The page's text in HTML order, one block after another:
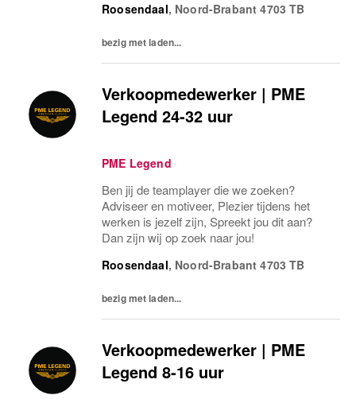
bevoorrading van de store. Spreekt jou dit
Roosendaal, Noord-Brabant 4703 TB
bezig met laden...
Verkoopmedewerker | PME
Legend 24-32 uur
PME Legend
Ben jij de teamplayer die we zoeken?
Adviseer en motiveer, Plezier tijdens het
werken is jezelf zijn, Spreekt jou dit aan?
Dan zijn wij op zoek naar jou!
Roosendaal, Noord-Brabant 4703 TB
bezig met laden...
Verkoopmedewerker | PME
Legend 8-16 uur